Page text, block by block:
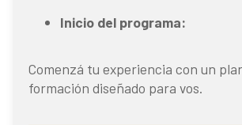
Inicio del programa:
Comenzá tu experiencia con un
formación diseñado para vos.